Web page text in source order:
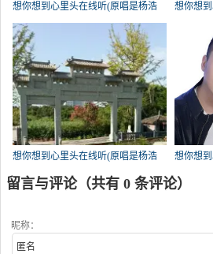
想你想到心里头在线听(原唱是杨浩
龙)，笑傲江湖♚演唱点播:78次
想你想
龙)，智
想你想到心里头在线听(原唱是杨浩
龙)，欧兴国演唱点播:75次
想你想
龙)，点
留言与评论（共有 0 条评论）
昵称：